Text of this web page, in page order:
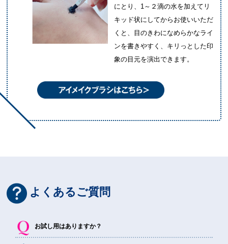
にとり、1～２滴の水を加えてリ
キッド状にしてからお使いいただ
くと、目のきわになめらかなライ
ンを書きやすく、キリっとした印
象の目元を演出できます。
よくあるご質問
お試し用はありますか？